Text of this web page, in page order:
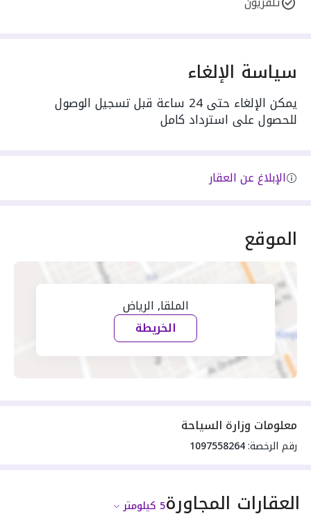
سياسة الإلغاء
يمكن الإلغاء حتى 24 ساعة قبل تسجيل الوصول
للحصول على استرداد كامل
الإبلاغ عن العقار
الموقع
الملقا, الرياض
الخريطة
معلومات وزارة السياحة
رقم الرخصة:1097558264
العقارات المجاورة5 كيلومتر